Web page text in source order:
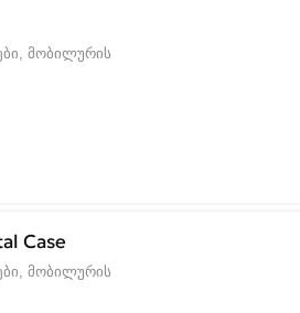
მობილურის
Case
მობილურის